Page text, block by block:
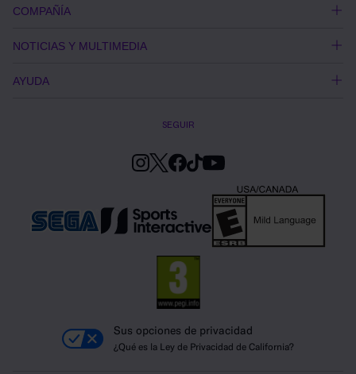
COMPAÑÍA
NOTICIAS Y MULTIMEDIA
AYUDA
SEGUIR
Sus opciones de privacidad
¿Qué es la Ley de Privacidad de California?